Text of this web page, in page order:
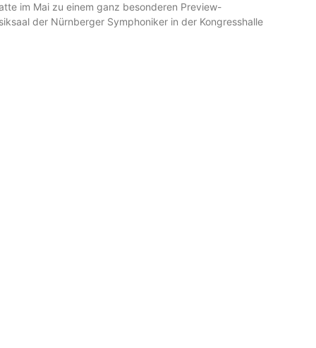
im Mai zu einem ganz besonderen Preview-
der Nürnberger Symphoniker in der Kongresshalle